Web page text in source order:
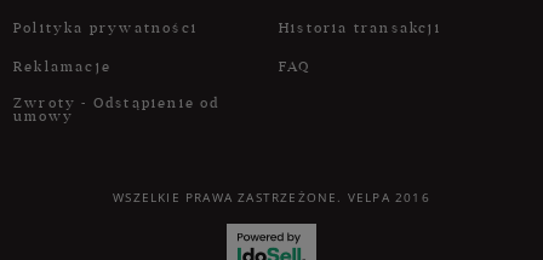
Polityka prywatności
Reklamacje
Zwroty - Odstąpienie od
umowy
Historia transakcji
FAQ
WSZELKIE PRAWA ZASTRZEŻONE. VELPA 2016